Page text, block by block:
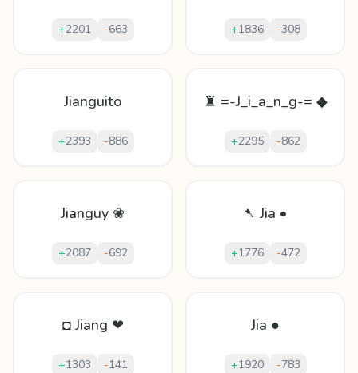
+2201 -663 +1836 -308
Jianguito
+2393 -886
♜ =-J_i_a_n_g-= ◆
+2295 -862
Jianguy ❀
+2087 -692
➷ Jia •
+1776 -472
◘ Jiang ❤
+1303 -141
Jia ●
+1920 -783